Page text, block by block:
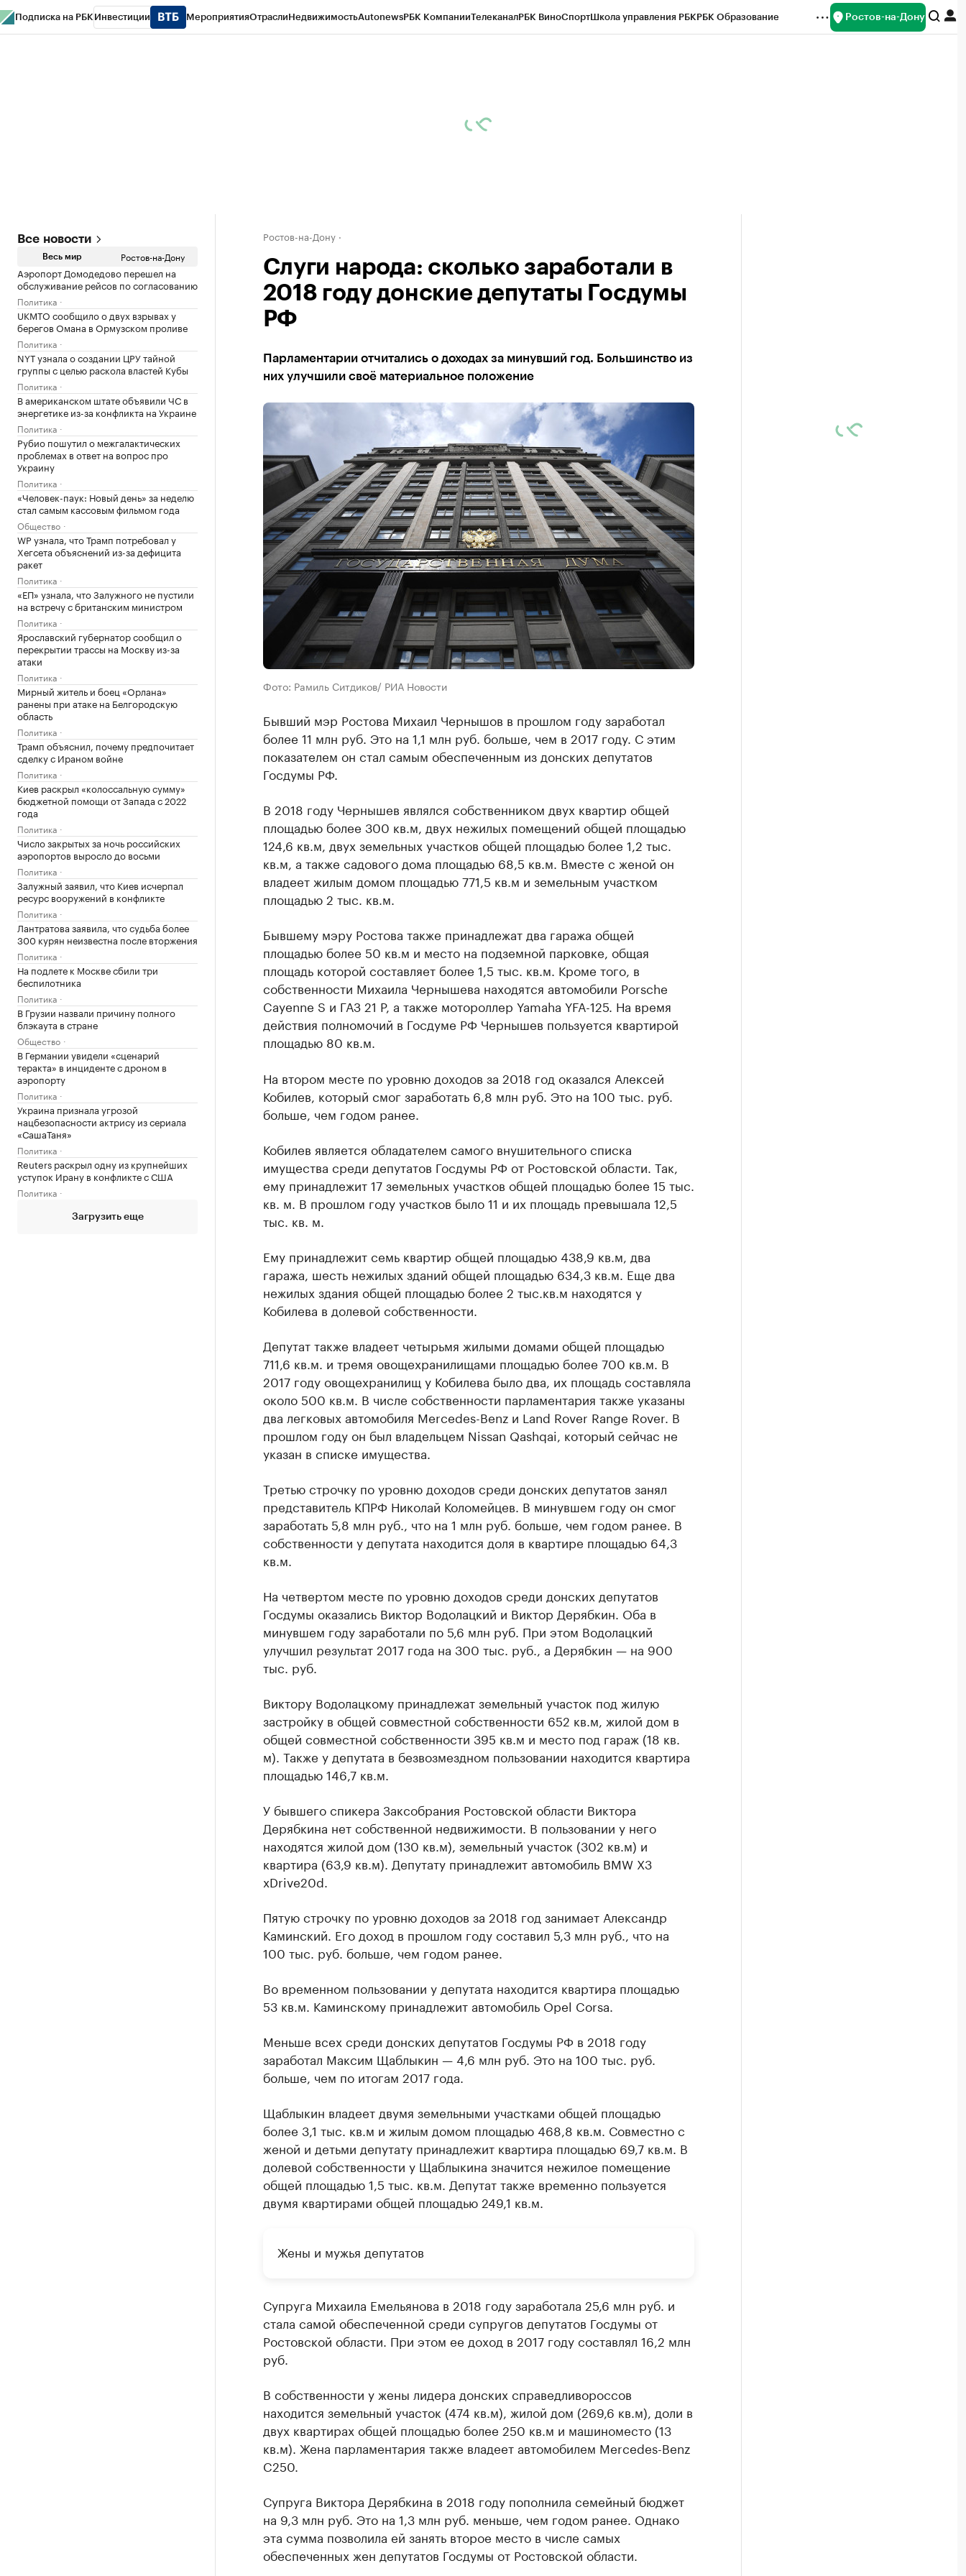
Подписка на РБК Инвестиции МероприятияОтраслиНедвижимостьAutonewsРБК КомпанииТелеканалРБК ВиноСпортШкола управления РБКРБК Образование Ростов-на-Дону
Все новости
Весь мир Ростов-на-Дону
Аэропорт Домодедово перешел на
обслуживание рейсов по согласованию
Политика
UKMTO сообщило о двух взрывах у
берегов Омана в Ормузском проливе
Политика
NYT узнала о создании ЦРУ тайной
группы с целью раскола властей Кубы
Политика
В американском штате объявили ЧС в
энергетике из-за конфликта на Украине
Политика
Рубио пошутил о межгалактических
проблемах в ответ на вопрос про
Украину
Политика
«Человек-паук: Новый день» за неделю
стал самым кассовым фильмом года
Общество
WP узнала, что Трамп потребовал у
Хегсета объяснений из-за дефицита
ракет
Политика
«ЕП» узнала, что Залужного не пустили
на встречу с британским министром
Политика
Ярославский губернатор сообщил о
перекрытии трассы на Москву из-за
атаки
Политика
Мирный житель и боец «Орлана»
ранены при атаке на Белгородскую
область
Политика
Трамп объяснил, почему предпочитает
сделку с Ираном войне
Политика
Киев раскрыл «колоссальную сумму»
бюджетной помощи от Запада с 2022
года
Политика
Число закрытых за ночь российских
аэропортов выросло до восьми
Политика
Залужный заявил, что Киев исчерпал
ресурс вооружений в конфликте
Политика
Лантратова заявила, что судьба более
300 курян неизвестна после вторжения
Политика
На подлете к Москве сбили три
беспилотника
Политика
В Грузии назвали причину полного
блэкаута в стране
Общество
В Германии увидели «сценарий
теракта» в инциденте с дроном в
аэропорту
Политика
Украина признала угрозой
нацбезопасности актрису из сериала
«СашаТаня»
Политика
Reuters раскрыл одну из крупнейших
уступок Ирану в конфликте с США
Политика
Загрузить еще
Ростов-на-Дону
Слуги народа: сколько заработали в
2018 году донские депутаты Госдумы
РФ
Парламентарии отчитались о доходах за минувший год. Большинство из
них улучшили своё материальное положение
Фото: Рамиль Ситдиков/ РИА Новости
Бывший мэр Ростова Михаил Чернышов в прошлом году заработал
более 11 млн руб. Это на 1,1 млн руб. больше, чем в 2017 году. С этим
показателем он стал самым обеспеченным из донских депутатов
Госдумы РФ.
В 2018 году Чернышев являлся собственником двух квартир общей
площадью более 300 кв.м, двух нежилых помещений общей площадью
124,6 кв.м, двух земельных участков общей площадью более 1,2 тыс.
кв.м, а также садового дома площадью 68,5 кв.м. Вместе с женой он
владеет жилым домом площадью 771,5 кв.м и земельным участком
площадью 2 тыс. кв.м.
Бывшему мэру Ростова также принадлежат два гаража общей
площадью более 50 кв.м и место на подземной парковке, общая
площадь которой составляет более 1,5 тыс. кв.м. Кроме того, в
собственности Михаила Чернышева находятся автомобили Porsche
Cayenne S и ГАЗ 21 Р, а также мотороллер Yamaha YFA-125. На время
действия полномочий в Госдуме РФ Чернышев пользуется квартирой
площадью 80 кв.м.
На втором месте по уровню доходов за 2018 год оказался Алексей
Кобилев, который смог заработать 6,8 млн руб. Это на 100 тыс. руб.
больше, чем годом ранее.
Кобилев является обладателем самого внушительного списка
имущества среди депутатов Госдумы РФ от Ростовской области. Так,
ему принадлежит 17 земельных участков общей площадью более 15 тыс.
кв. м. В прошлом году участков было 11 и их площадь превышала 12,5
тыс. кв. м.
Ему принадлежит семь квартир общей площадью 438,9 кв.м, два
гаража, шесть нежилых зданий общей площадью 634,3 кв.м. Еще два
нежилых здания общей площадью более 2 тыс.кв.м находятся у
Кобилева в долевой собственности.
Депутат также владеет четырьмя жилыми домами общей площадью
711,6 кв.м. и тремя овощехранилищами площадью более 700 кв.м. В
2017 году овощехранилищ у Кобилева было два, их площадь составляла
около 500 кв.м. В числе собственности парламентария также указаны
два легковых автомобиля Mercedes-Benz и Land Rover Range Rover. В
прошлом году он был владельцем Nissan Qashqai, который сейчас не
указан в списке имущества.
Третью строчку по уровню доходов среди донских депутатов занял
представитель КПРФ Николай Коломейцев. В минувшем году он смог
заработать 5,8 млн руб., что на 1 млн руб. больше, чем годом ранее. В
собственности у депутата находится доля в квартире площадью 64,3
кв.м.
На четвертом месте по уровню доходов среди донских депутатов
Госдумы оказались Виктор Водолацкий и Виктор Дерябкин. Оба в
минувшем году заработали по 5,6 млн руб. При этом Водолацкий
улучшил результат 2017 года на 300 тыс. руб., а Дерябкин — на 900
тыс. руб.
Виктору Водолацкому принадлежат земельный участок под жилую
застройку в общей совместной собственности 652 кв.м, жилой дом в
общей совместной собственности 395 кв.м и место под гараж (18 кв.
м). Также у депутата в безвозмездном пользовании находится квартира
площадью 146,7 кв.м.
У бывшего спикера Заксобрания Ростовской области Виктора
Дерябкина нет собственной недвижимости. В пользовании у него
находятся жилой дом (130 кв.м), земельный участок (302 кв.м) и
квартира (63,9 кв.м). Депутату принадлежит автомобиль BMW X3
xDrive20d.
Пятую строчку по уровню доходов за 2018 год занимает Александр
Каминский. Его доход в прошлом году составил 5,3 млн руб., что на
100 тыс. руб. больше, чем годом ранее.
Во временном пользовании у депутата находится квартира площадью
53 кв.м. Каминскому принадлежит автомобиль Opel Corsa.
Меньше всех среди донских депутатов Госдумы РФ в 2018 году
заработал Максим Щаблыкин — 4,6 млн руб. Это на 100 тыс. руб.
больше, чем по итогам 2017 года.
Щаблыкин владеет двумя земельными участками общей площадью
более 3,1 тыс. кв.м и жилым домом площадью 468,8 кв.м. Совместно с
женой и детьми депутату принадлежит квартира площадью 69,7 кв.м. В
долевой собственности у Щаблыкина значится нежилое помещение
общей площадью 1,5 тыс. кв.м. Депутат также временно пользуется
двумя квартирами общей площадью 249,1 кв.м.
Жены и мужья депутатов
Супруга Михаила Емельянова в 2018 году заработала 25,6 млн руб. и
стала самой обеспеченной среди супругов депутатов Госдумы от
Ростовской области. При этом ее доход в 2017 году составлял 16,2 млн
руб.
В собственности у жены лидера донских справедливороссов
находится земельный участок (474 кв.м), жилой дом (269,6 кв.м), доли в
двух квартирах общей площадью более 250 кв.м и машиноместо (13
кв.м). Жена парламентария также владеет автомобилем Merсedes-Benz
C250.
Супруга Виктора Дерябкина в 2018 году пополнила семейный бюджет
на 9,3 млн руб. Это на 1,3 млн руб. меньше, чем годом ранее. Однако
эта сумма позволила ей занять второе место в числе самых
обеспеченных жен депутатов Госдумы от Ростовской области.